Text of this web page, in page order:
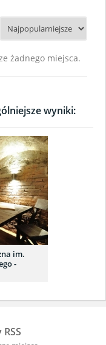
żadnego miejsca.
wyniki:
im.
-
RSS